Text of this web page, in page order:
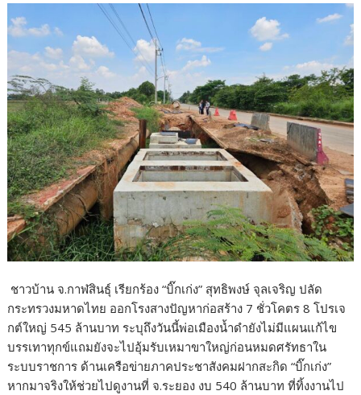
ชาวบ้าน จ.กาฬสินธุ์ เรียกร้อง “บิ๊กเก่ง” สุทธิพงษ์ จุลเจริญ ปลัด
กระทรวงมหาดไทย ออกโรงสางปัญหาก่อสร้าง 7 ชั่วโคตร 8 โปรเจ
กต์ใหญ่ 545 ล้านบาท ระบุถึงวันนี้พ่อเมืองน้ำดำยังไม่มีแผนแก้ไข
บรรเทาทุกข์แถมยังจะไปอุ้มรับเหมาขาใหญ่ก่อนหมดศรัทธาใน
ระบบราชการ ด้านเครือข่ายภาคประชาสังคมฝากสะกิด “บิ๊กเก่ง”
หากมาจริงให้ช่วยไปดูงานที่ จ.ระยอง งบ 540 ล้านบาท ที่ทิ้งงานไป